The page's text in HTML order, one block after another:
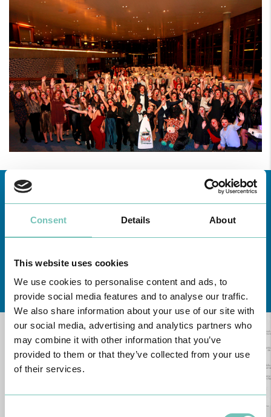
Consent Details About
This website uses cookies
We use cookies to personalise content and ads, to
provide social media features and to analyse our traffic.
We also share information about your use of our site with
our social media, advertising and analytics partners who
may combine it with other information that you’ve
provided to them or that they’ve collected from your use
of their services.
Conheça todas as Unidades de saúde CUFaqui